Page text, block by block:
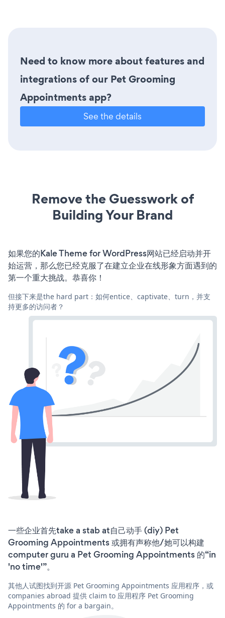
Need to know more about features and
integrations of our Pet Grooming
Appointments app?
See the details
Remove the Guesswork of
Building Your Brand
如果您的Kale Theme for WordPress网站已经启动并开
始运营，那么您已经克服了在建立企业在线形象方面遇到的
第一个重大挑战。恭喜你！
但接下来是the hard part：如何entice、captivate、turn，并支
持更多的访问者？
一些企业首先take a stab at自己动手 (diy) Pet
Grooming Appointments 或拥有声称他/她可以构建
computer guru a Pet Grooming Appointments 的“in
'no time'”。
其他人试图找到开源 Pet Grooming Appointments 应用程序，或
companies abroad 提供 claim to 应用程序 Pet Grooming
Appointments 的 for a bargain。